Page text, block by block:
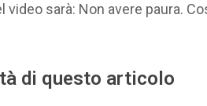
video sarà: Non avere paura.
di questo articolo